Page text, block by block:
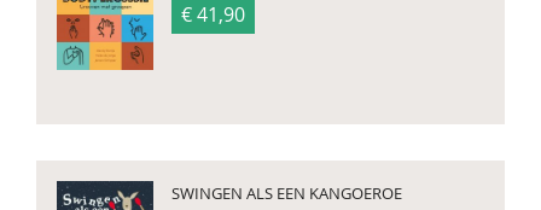
€ 41,90
SWINGEN ALS EEN KANGOEROE